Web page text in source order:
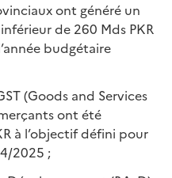
ont généré un
de 260 Mds PKR
budgétaire
(Goods and Services
ont été
à l’objectif défini pour
2025 ;